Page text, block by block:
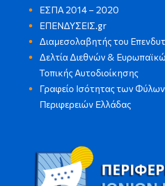
ΕΣΠΑ 2014 – 2020
ΕΠΕΝΔΥΣΕΙΣ.gr
Διαμεσολαβητής του
Δελτία Διεθνών &
Τοπικής Αυτοδιοίκησης
Γραφείο Ισότητας των
Περιφερειών Ελλάδας